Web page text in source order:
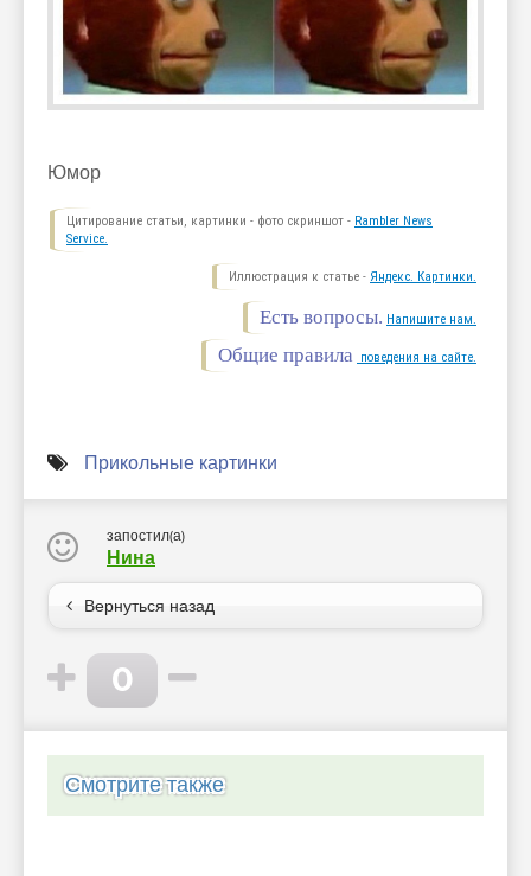
Юмор
Цитирование статьи, картинки - фото скриншот - Rambler News
Service.
Иллюстрация к статье - Яндекс. Картинки.
Есть вопросы. Напишите нам.
Общие правила поведения на сайте.
Прикольные картинки
запостил(а)
Нина
Вернуться назад
0
Смотрите также